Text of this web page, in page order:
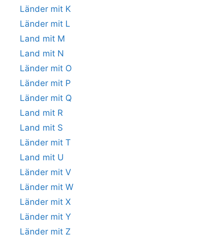
Länder mit K
Länder mit L
Land mit M
Land mit N
Länder mit O
Länder mit P
Länder mit Q
Land mit R
Land mit S
Länder mit T
Land mit U
Länder mit V
Länder mit W
Länder mit X
Länder mit Y
Länder mit Z